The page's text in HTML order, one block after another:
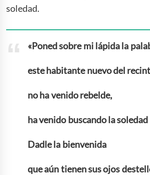
soledad.
«Poned sobre mi lápida la
este habitante nuevo del
no ha venido rebelde,
ha venido buscando la
Dadle la bienvenida
que aún tienen sus ojos